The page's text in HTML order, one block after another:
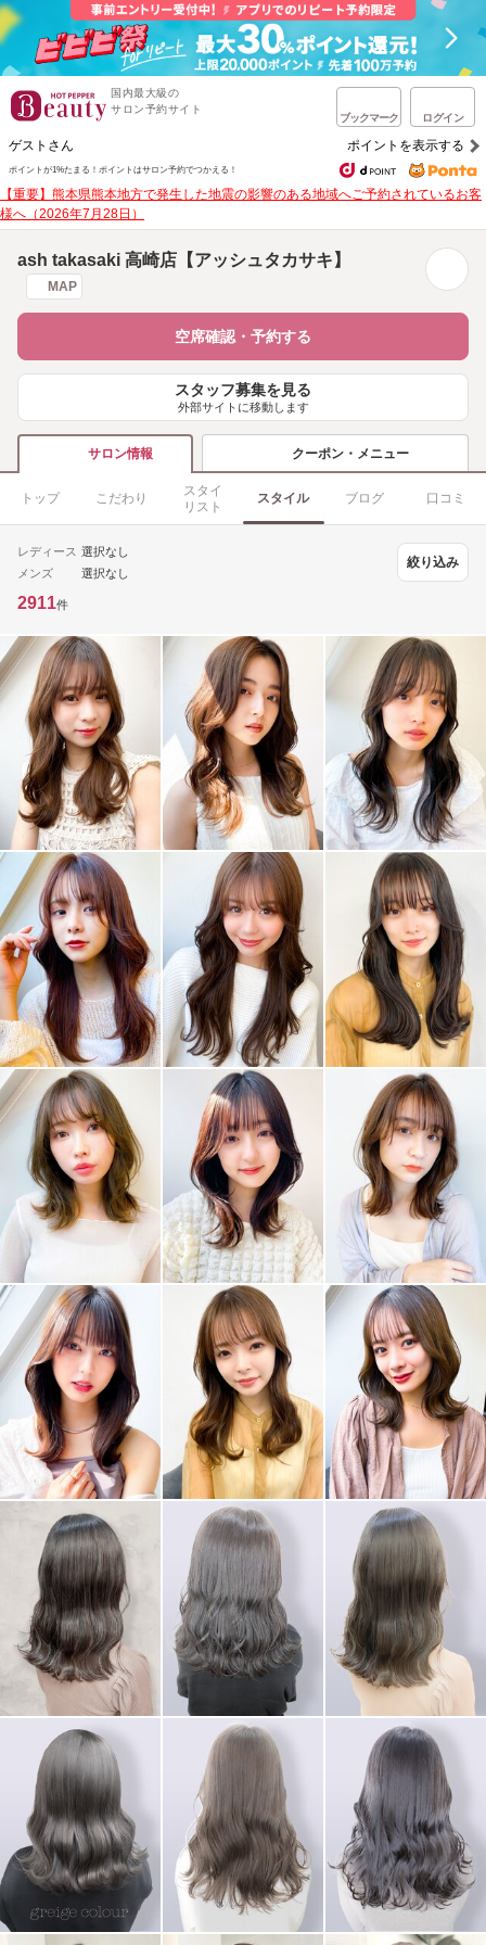
国内最大級の
サロン予約サイト
ブックマーク ログイン
ゲストさん ポイントを表示する
ポイントが1%たまる！ ポイントはサロン予約でつかえる！
【重要】熊本県熊本地方で発生した地震の影響のある地域へご予約されているお客
様へ（2026年7月28日）
ash takasaki 高崎店【アッシュタカサキ】
MAP
空席確認・予約する
スタッフ募集を見る
外部サイトに移動します
サロン情報 クーポン・メニュー
トップ こだわり
スタイ
リスト
スタイル ブログ 口コミ
レディース 選択なし
メンズ
選択なし
絞り込み
2911件